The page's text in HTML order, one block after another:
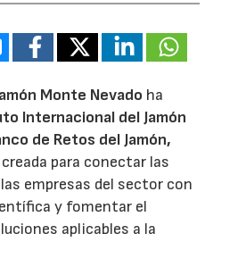
Monte Nevado ha
Internacional del Jamón
de Retos del Jamón,
para conectar las
empresas del sector con
y fomentar el
aplicables a la